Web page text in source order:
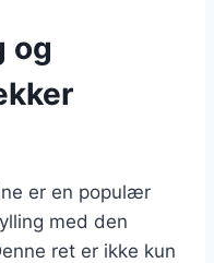
og
er en populær
med den
ret er ikke kun